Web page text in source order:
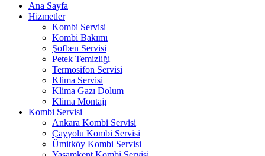
Ana Sayfa
Hizmetler
Kombi Servisi
Kombi Bakımı
Şofben Servisi
Petek Temizliği
Termosifon Servisi
Klima Servisi
Klima Gazı Dolum
Klima Montajı
Kombi Servisi
Ankara Kombi Servisi
Çayyolu Kombi Servisi
Ümitköy Kombi Servisi